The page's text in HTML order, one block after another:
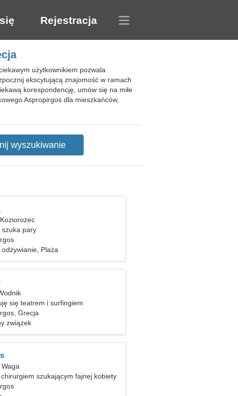
Rejestracja
użytkownikiem pozwala
ekscytującą znajomość w ramach
korespondencję, umów się na miłe
Aspropirgos dla mieszkańców,
szuka pary
Plaża
się teatrem i surfingiem
Grecja
związek
szukającym fajnej kobiety